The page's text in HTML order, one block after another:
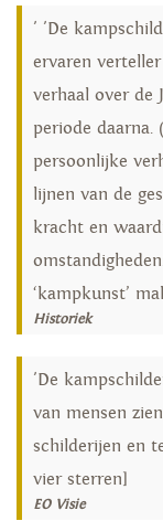
' 'De
ervaren
verhaal over de
periode
persoonlijke
lijnen van de
kracht en
‘kampkunst’
Historiek
'De
van mensen
schilderijen en
vier sterren]
EO Visie